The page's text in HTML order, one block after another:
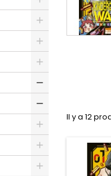
Il y a 12